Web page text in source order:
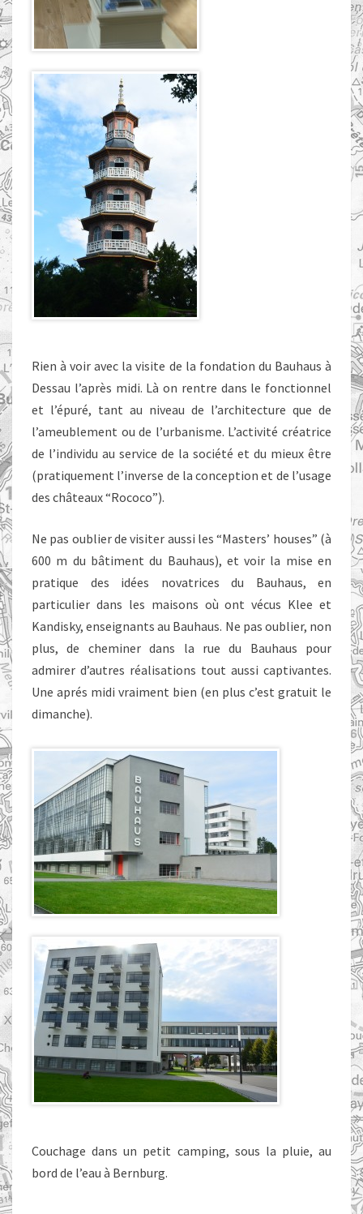
Rien à voir avec la visite de la fondation du Bauhaus à
Dessau l’après midi. Là on rentre dans le fonctionnel
et l’épuré, tant au niveau de l’architecture que de
l’ameublement ou de l’urbanisme. L’activité créatrice
de l’individu au service de la société et du mieux être
(pratiquement l’inverse de la conception et de l’usage
des châteaux “Rococo”).
Ne pas oublier de visiter aussi les “Masters’ houses” (à
600 m du bâtiment du Bauhaus), et voir la mise en
pratique des idées novatrices du Bauhaus, en
particulier dans les maisons où ont vécus Klee et
Kandisky, enseignants au Bauhaus. Ne pas oublier, non
plus, de cheminer dans la rue du Bauhaus pour
admirer d’autres réalisations tout aussi captivantes.
Une aprés midi vraiment bien (en plus c’est gratuit le
dimanche).
Couchage dans un petit camping, sous la pluie, au
bord de l’eau à Bernburg.